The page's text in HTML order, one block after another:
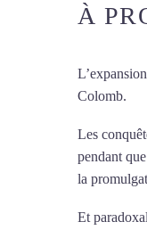
À
Colomb.
Les
pendant
la
Et